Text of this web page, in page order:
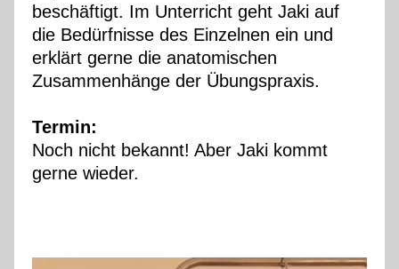
beschäftigt. Im Unterricht geht Jaki auf
die Bedürfnisse des Einzelnen ein und
erklärt gerne die anatomischen
Zusammenhänge der Übungspraxis.
Termin:
Noch nicht bekannt! Aber Jaki kommt
gerne wieder.